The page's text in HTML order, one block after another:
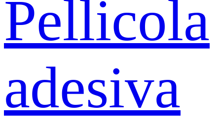
Pellicola
adesiva